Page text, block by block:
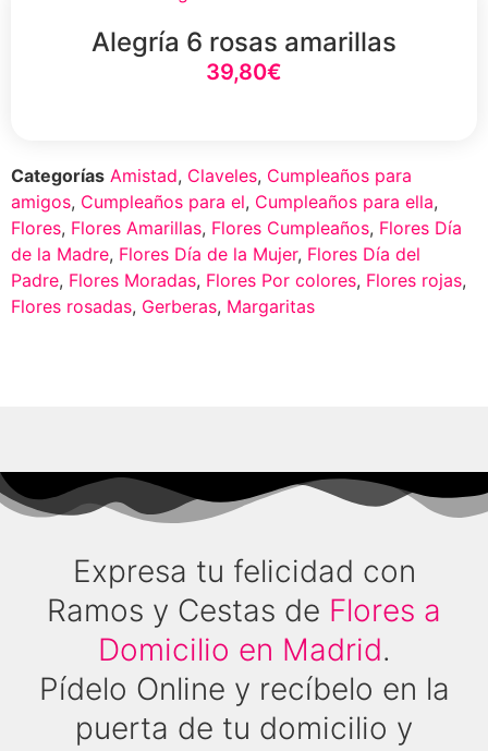
Alegría 6 rosas amarillas
39,80€
Categorías Amistad, Claveles, Cumpleaños para
amigos, Cumpleaños para el, Cumpleaños para ella,
Flores, Flores Amarillas, Flores Cumpleaños, Flores Día
de la Madre, Flores Día de la Mujer, Flores Día del
Padre, Flores Moradas, Flores Por colores, Flores rojas,
Flores rosadas, Gerberas, Margaritas
Expresa tu felicidad con
Ramos y Cestas de Flores a
Domicilio en Madrid.
Pídelo Online y recíbelo en la
puerta de tu domicilio y